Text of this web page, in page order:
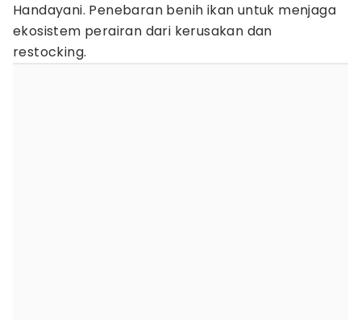
Handayani. Penebaran benih ikan untuk menjaga
ekosistem perairan dari kerusakan dan
restocking.